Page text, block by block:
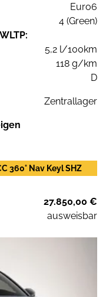
Euro6
4 (Green)
5,2 l/100km
118 g/km
D
Zentrallager
360° Nav Keyl SHZ
27.850,00 €
ausweisbar